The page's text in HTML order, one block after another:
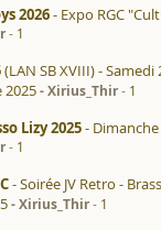
2026- Expo RGC
1
(LAN SB XVIII) -
2025 Xirius_Thir 1
Lizy 2025-
1
- Soirée JV Retro -
Xirius_Thir 1